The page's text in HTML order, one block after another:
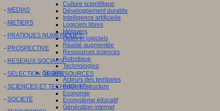
Culture scientifique
Développement durable
Intelligence artificielle
Logiciels libres
Métavers
Outils et logiciels
Réalité augmentée
Ressources sciences
Robotique
Technologies
Société
Acteurs des territoires
Ecole et structure
Economie
Ecosystème éducatif
Génération internet
- MEDIAS
- METIERS
- PRATIQUES NUMERIQUES
- PROSPECTIVE
- RESEAUX SOCIAUX
- SELECTION DE RESSOURCES
- SCIENCES ET TECHNIQUES
- SOCIETE